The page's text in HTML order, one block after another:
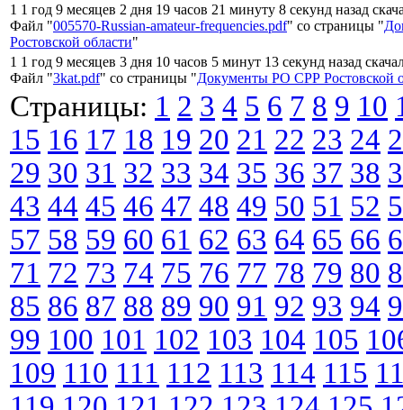
1 1 год 9 месяцев 2 дня 19 часов 21 минуту 8 секунд назад
Файл "005570-Russian-amateur-frequencies.pdf" со страницы "
Ростовской области"
1 1 год 9 месяцев 3 дня 10 часов 5 минут 13 секунд назад
Файл "3kat.pdf" со страницы "Документы РО СРР Ростовской
Страницы: 1 2 3 4 5 6 7 8 9 10
15 16 17 18 19 20 21 22 23 24
29 30 31 32 33 34 35 36 37 38
43 44 45 46 47 48 49 50 51 52
57 58 59 60 61 62 63 64 65 66
71 72 73 74 75 76 77 78 79 80
85 86 87 88 89 90 91 92 93 94
99 100 101 102 103 104 105
109 110 111 112 113 114 115